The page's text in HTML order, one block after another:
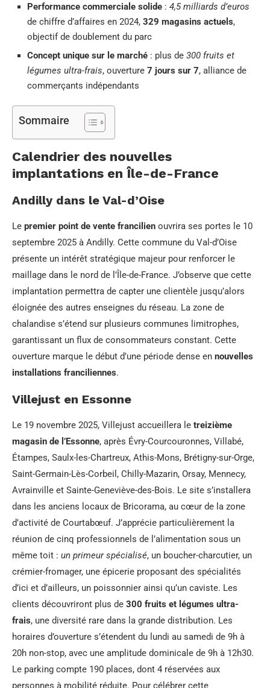
Performance commerciale solide : 4,5 milliards d’euros
de chiffre d’affaires en 2024, 329 magasins actuels,
objectif de doublement du parc
Concept unique sur le marché : plus de 300 fruits et
légumes ultra-frais, ouverture 7 jours sur 7, alliance de
commerçants indépendants
Sommaire
Calendrier des nouvelles
implantations en Île-de-France
Andilly dans le Val-d’Oise
Le premier point de vente francilien ouvrira ses portes le 10
septembre 2025 à Andilly. Cette commune du Val-d’Oise
présente un intérêt stratégique majeur pour renforcer le
maillage dans le nord de l’Île-de-France. J’observe que cette
implantation permettra de capter une clientèle jusqu’alors
éloignée des autres enseignes du réseau. La zone de
chalandise s’étend sur plusieurs communes limitrophes,
garantissant un flux de consommateurs constant. Cette
ouverture marque le début d’une période dense en nouvelles
installations franciliennes.
Villejust en Essonne
Le 19 novembre 2025, Villejust accueillera le treizième
magasin de l’Essonne, après Évry-Courcouronnes, Villabé,
Étampes, Saulx-les-Chartreux, Athis-Mons, Brétigny-sur-Orge,
Saint-Germain-Lès-Corbeil, Chilly-Mazarin, Orsay, Mennecy,
Avrainville et Sainte-Geneviève-des-Bois. Le site s’installera
dans les anciens locaux de Bricorama, au cœur de la zone
d’activité de Courtabœuf. J’apprécie particulièrement la
réunion de cinq professionnels de l’alimentation sous un
même toit : un primeur spécialisé, un boucher-charcutier, un
crémier-fromager, une épicerie proposant des spécialités
d’ici et d’ailleurs, un poissonnier ainsi qu’un caviste. Les
clients découvriront plus de 300 fruits et légumes ultra-
frais, une diversité rare dans la grande distribution. Les
horaires d’ouverture s’étendent du lundi au samedi de 9h à
20h non-stop, avec une amplitude dominicale de 9h à 12h30.
Le parking compte 190 places, dont 4 réservées aux
personnes à mobilité réduite. Pour célébrer cette